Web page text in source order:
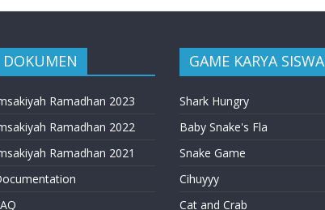
DOKUMEN
Ramadhan 2023
Ramadhan 2022
Ramadhan 2021
GAME KARYA SISWA
Shark Hungry
Baby Snake's Fla
Snake Game
Cihuyyy
Cat and Crab